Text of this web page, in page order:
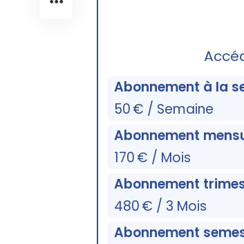
Abonnement à la
50 € / Semaine
Abonnement
170 € / Mois
Abonnement
480 € / 3 Mois
Abonnement